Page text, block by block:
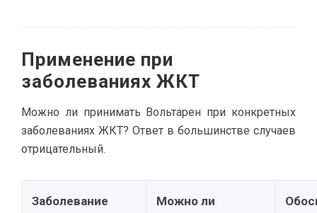
Применение при
заболеваниях ЖКТ
Можно ли принимать Вольтарен при конкретных
заболеваниях ЖКТ? Ответ в большинстве случаев
отрицательный.
Заболевание
Можно ли